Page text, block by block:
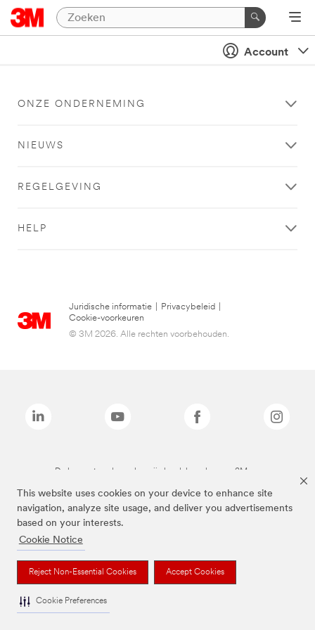
This website uses cookies on your device to enhance site
navigation, analyze site usage, and deliver you advertisements
based on your interests.
Cookie Notice
Reject Non-Essential Cookies Accept Cookies
Cookie Preferences
Account
ONZE ONDERNEMING
NIEUWS
REGELGEVING
HELP
Juridische informatie Privacybeleid
Cookie-voorkeuren
© 3M 2026. Alle rechten voorbehouden.
De bovenstaande merken zijn handelsmerken van 3M.we